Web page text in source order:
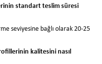
standart teslim süresi
seviyesine bağlı olarak 20-25
kalitesini nasıl